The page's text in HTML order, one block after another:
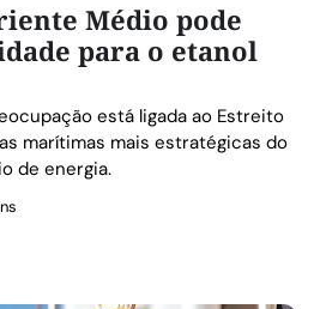
Médio pode
para o etanol
está ligada ao Estreito
marítimas mais estratégicas do
de energia.